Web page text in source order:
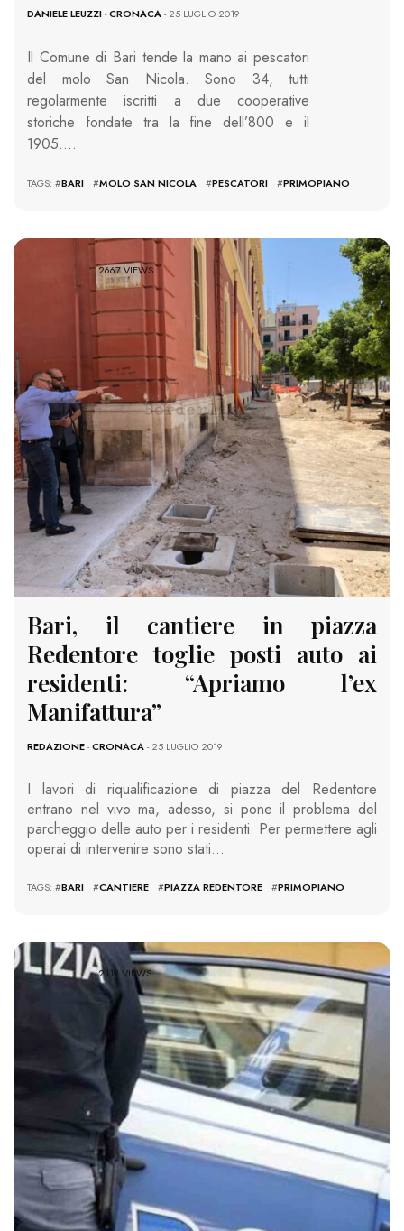
DANIELE LEUZZI-CRONACA- 25 LUGLIO 2019
Il Comune di Bari tende la mano ai pescatori
del molo San Nicola. Sono 34, tutti
regolarmente iscritti a due cooperative
storiche fondate tra la fine dell’800 e il
1905….
TAGS: #BARI #MOLO SAN NICOLA #PESCATORI #PRIMOPIANO
2667 VIEWS
Bari, il cantiere in piazza
Redentore toglie posti auto ai
residenti: “Apriamo l’ex
Manifattura”
REDAZIONE-CRONACA- 25 LUGLIO 2019
I lavori di riqualificazione di piazza del Redentore
entrano nel vivo ma, adesso, si pone il problema del
parcheggio delle auto per i residenti. Per permettere agli
operai di intervenire sono stati…
TAGS: #BARI #CANTIERE #PIAZZA REDENTORE #PRIMOPIANO
2119 VIEWS